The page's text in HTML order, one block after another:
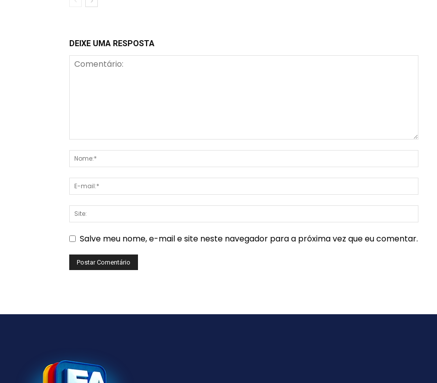
DEIXE UMA RESPOSTA
Salve meu nome, e-mail e site neste navegador para a próxima vez que eu comentar.